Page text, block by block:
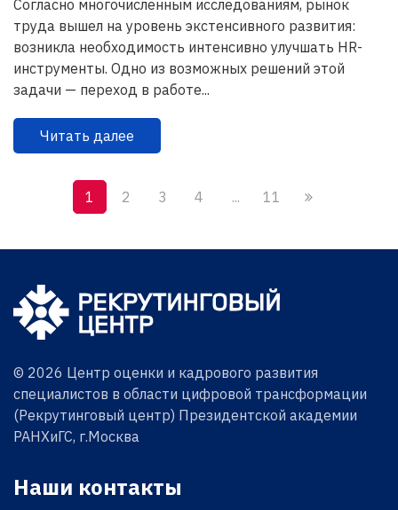
Согласно многочисленным исследованиям, рынок
труда вышел на уровень экстенсивного развития:
возникла необходимость интенсивно улучшать HR-
инструменты. Одно из возможных решений этой
задачи — переход в работе...
Читать далее
1 2 3 4 ... 11
© 2026 Центр оценки и кадрового развития
специалистов в области цифровой трансформации
(Рекрутинговый центр) Президентской академии
РАНХиГС, г.Москва
Наши контакты